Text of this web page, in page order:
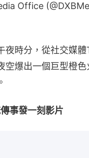
Office
夜時分，從社交媒
空爆出一個巨型橙
事發一刻影片